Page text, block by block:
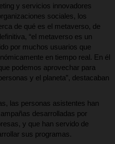
y servicios innovadores
sociales, los
de qué es el metaverso, de
“el metaverso es un
por muchos usuarios que
en tiempo real. En él
podemos aprovechar para
y el planeta”, destacaban
las personas asistentes han
desarrolladas por
y que han servido de
sus programas.